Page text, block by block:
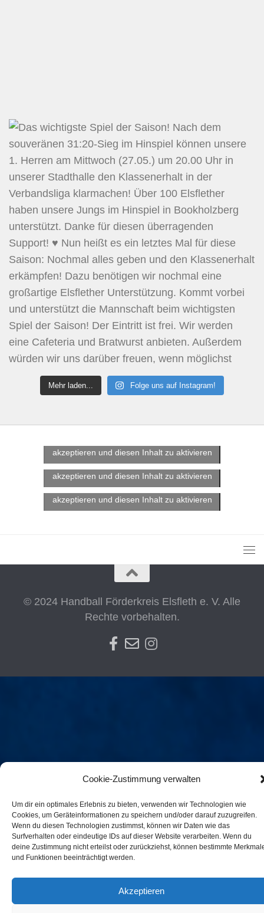
Cookie-Zustimmung verwalten
Um dir ein optimales Erlebnis zu bieten, verwenden wir Technologien wie
Cookies, um Geräteinformationen zu speichern und/oder darauf zuzugreifen.
Wenn du diesen Technologien zustimmst, können wir Daten wie das
Surfverhalten oder eindeutige IDs auf dieser Website verarbeiten. Wenn du
deine Zustimmung nicht erteilst oder zurückziehst, können bestimmte
und Funktionen beeinträchtigt werden.
Akzeptieren
Mehr laden... Folge uns auf Instagram!
akzeptieren und diesen Inhalt zu aktivieren
Klicke hier, um Marketing-Cookies zu
akzeptieren und diesen Inhalt zu aktivieren
Klicke hier, um Marketing-Cookies zu
akzeptieren und diesen Inhalt zu aktivieren
© 2024 Handball Förderkreis Elsfleth e. V. Alle
Rechte vorbehalten.